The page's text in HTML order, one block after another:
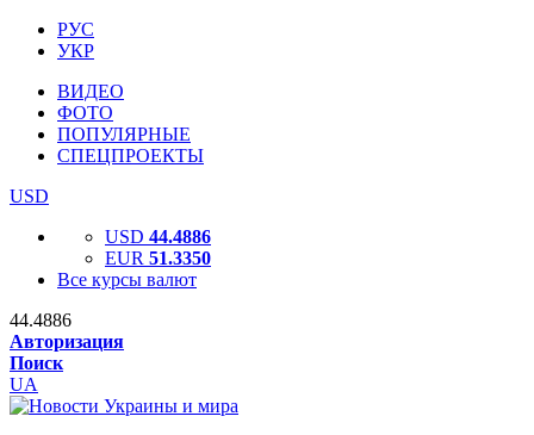
РУС
УКР
ВИДЕО
ФОТО
ПОПУЛЯРНЫЕ
СПЕЦПРОЕКТЫ
USD
USD 44.4886
EUR 51.3350
Все курсы валют
44.4886
Авторизация
Поиск
UA